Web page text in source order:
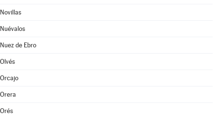
Novillas
Nuévalos
Nuez de Ebro
Olvés
Orcajo
Orera
Orés